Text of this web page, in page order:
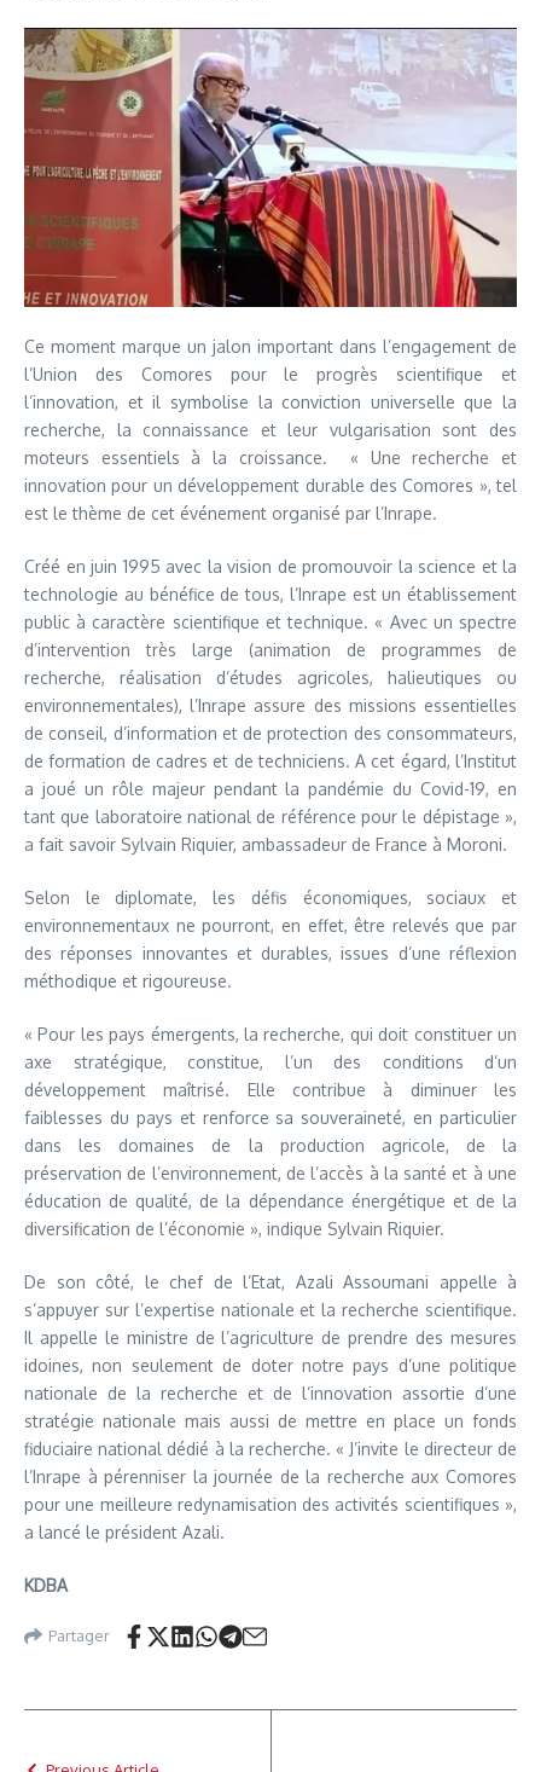
Ce moment marque un jalon important dans l’engagement de
l’Union des Comores pour le progrès scientifique et
l’innovation, et il symbolise la conviction universelle que la
recherche, la connaissance et leur vulgarisation sont des
moteurs essentiels à la croissance. « Une recherche et
innovation pour un développement durable des Comores », tel
est le thème de cet événement organisé par l’Inrape.
Créé en juin 1995 avec la vision de promouvoir la science et la
technologie au bénéfice de tous, l’Inrape est un établissement
public à caractère scientifique et technique. « Avec un spectre
d’intervention très large (animation de programmes de
recherche, réalisation d’études agricoles, halieutiques ou
environnementales), l’Inrape assure des missions essentielles
de conseil, d’information et de protection des consommateurs,
de formation de cadres et de techniciens. A cet égard, l’Institut
a joué un rôle majeur pendant la pandémie du Covid-19, en
tant que laboratoire national de référence pour le dépistage »,
a fait savoir Sylvain Riquier, ambassadeur de France à Moroni.
Selon le diplomate, les défis économiques, sociaux et
environnementaux ne pourront, en effet, être relevés que par
des réponses innovantes et durables, issues d’une réflexion
méthodique et rigoureuse.
« Pour les pays émergents, la recherche, qui doit constituer un
axe stratégique, constitue, l’un des conditions d’un
développement maîtrisé. Elle contribue à diminuer les
faiblesses du pays et renforce sa souveraineté, en particulier
dans les domaines de la production agricole, de la
préservation de l’environnement, de l’accès à la santé et à une
éducation de qualité, de la dépendance énergétique et de la
diversification de l’économie », indique Sylvain Riquier.
De son côté, le chef de l’Etat, Azali Assoumani appelle à
s’appuyer sur l’expertise nationale et la recherche scientifique.
Il appelle le ministre de l’agriculture de prendre des mesures
idoines, non seulement de doter notre pays d’une politique
nationale de la recherche et de l’innovation assortie d’une
stratégie nationale mais aussi de mettre en place un fonds
fiduciaire national dédié à la recherche. « J’invite le directeur de
l’Inrape à pérenniser la journée de la recherche aux Comores
pour une meilleure redynamisation des activités scientifiques »,
a lancé le président Azali.
KDBA
Partager